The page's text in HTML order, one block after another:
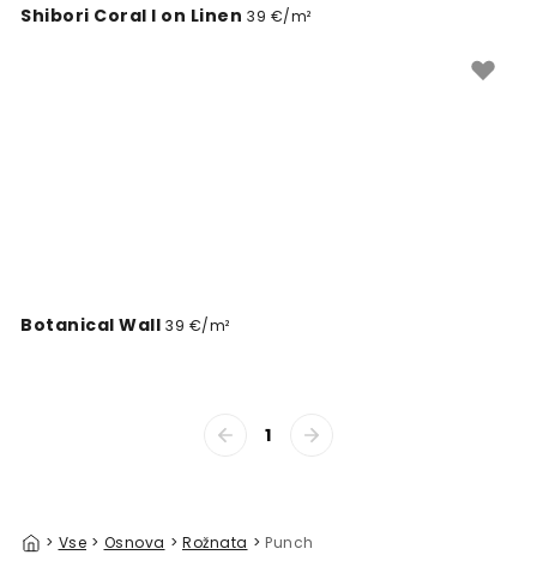
Shibori Coral I on Linen 39 €/m²
Botanical Wall 39 €/m²
1
> Vse > Osnova > Rožnata > Punch